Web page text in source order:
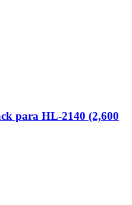
para HL-2140 (2,600